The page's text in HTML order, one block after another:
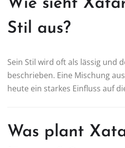
Wie sieht
Stil aus?
Sein Stil wird oft als lässig und
beschrieben. Eine Mischung
heute ein starkes Einfluss auf
Was plant